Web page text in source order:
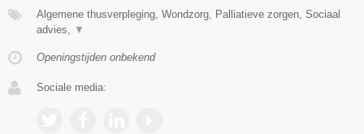
Algemene thusverpleging, Wondzorg, Palliatieve zorgen, Sociaal
advies, ▼
Openingstijden onbekend
Sociale media: